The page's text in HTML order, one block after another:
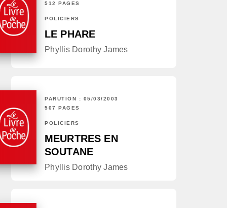
512 PAGES
POLICIERS
LE PHARE
Phyllis Dorothy James
PARUTION : 05/03/2003
507 PAGES
POLICIERS
MEURTRES EN
SOUTANE
Phyllis Dorothy James